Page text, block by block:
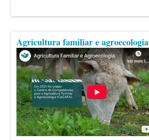
Agricultura familiar e agroecologia